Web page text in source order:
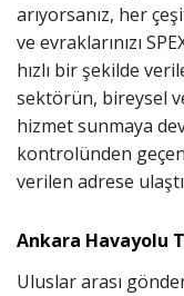
arıyorsanız, her
ve evraklarınızı
hızlı bir şekilde
sektörün, bireysel
hizmet sunmaya
kontrolünden
verilen adrese
Ankara Havayolu
Uluslar arası